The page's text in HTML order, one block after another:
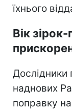
їхнього
Вік
Дослідники
наднових
поправку на